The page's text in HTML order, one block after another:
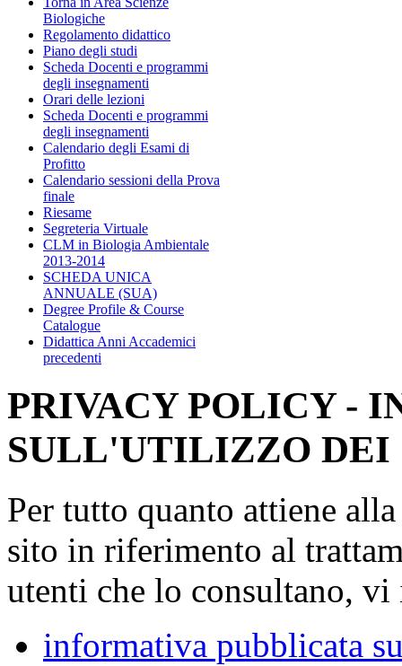
Biologiche
Regolamento didattico
Piano degli studi
Scheda Docenti e programmi
degli insegnamenti
Orari delle lezioni
Scheda Docenti e programmi
degli insegnamenti
Calendario degli Esami di
Profitto
Calendario sessioni della Prova
finale
Riesame
Segreteria Virtuale
CLM in Biologia Ambientale
2013-2014
SCHEDA UNICA
ANNUALE (SUA)
Degree Profile & Course
Catalogue
Didattica Anni Accademici
precedenti
PRIVACY POLICY -
SULL'UTILIZZO DEI
Per tutto quanto attiene
sito in riferimento al
utenti che lo consultano,
informativa pubblicata